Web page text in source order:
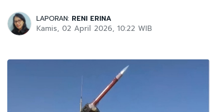
LAPORAN: RENI ERINA
Kamis, 02 April 2026, 10:22 WIB